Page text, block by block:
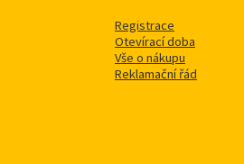
Registrace
Otevírací doba
Vše o nákupu
Reklamační řád